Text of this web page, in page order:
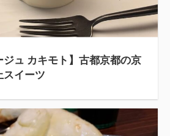
ジュ カキモト】古都京都の京
スイーツ